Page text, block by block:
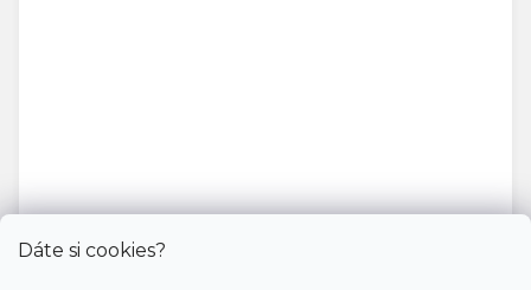
Dáte si cookies?
PVC podlaha PENTAX LUXURY OAK 900M